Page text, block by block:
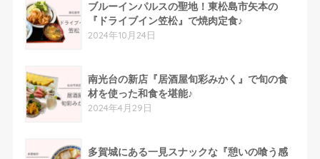
ブルーインパルスの聖地！東松島市矢本の
『ドライブイン笠松』で焼肉定食♪
2024年10月24日
南光台の新店『居酒屋旬彩みかく』で旬の食
材を使った和食を堪能♪
2024年4月29日
多賀城にある一見スナックな『憩いの喰う感